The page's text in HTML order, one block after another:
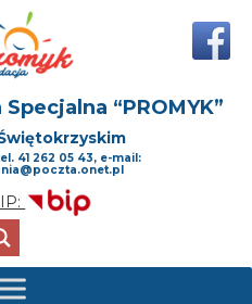
Specjalna “PROMYK”
41 262 05 43, e-mail: